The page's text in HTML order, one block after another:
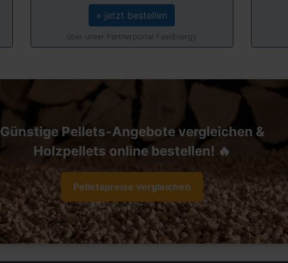
» jetzt bestellen
über unser Partnerportal FastEnergy
Günstige Pellets-Angebote vergleichen &
Holzpellets online bestellen! 🔥
Pelletspreise vergleichen